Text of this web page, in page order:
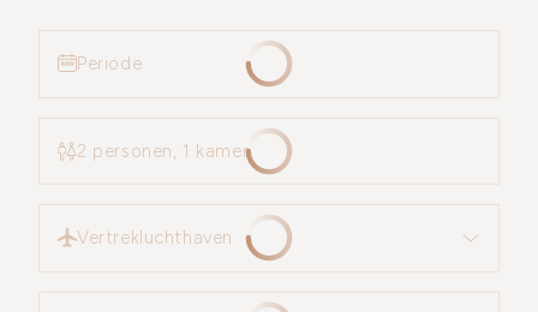
Periode
2 personen, 1 kamer
Vertrekluchthaven